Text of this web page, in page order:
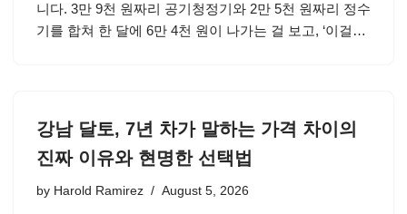
니다. 3만 9천 원짜리 공기청정기와 2만 5천 원짜리 정수
기를 합쳐 한 달에 6만 4천 원이 나가는 걸 보고, ‘이걸…
강남 달토, 7년 차가 말하는 가격 차이의
진짜 이유와 현명한 선택법
by Harold Ramirez August 5, 2026